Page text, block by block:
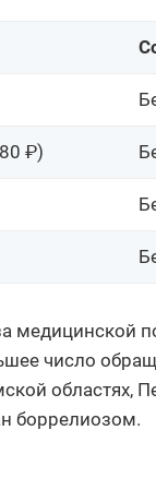
₽)
медицинской
число
областях,
боррелиозом.